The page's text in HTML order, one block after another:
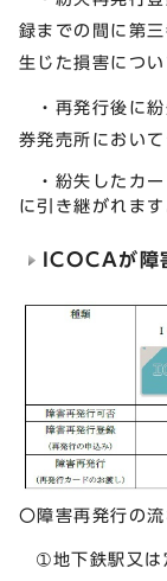
録までの間に第
生じた損害につ
・再発行後に紛
券発売所におい
・紛失したカー
に引き継がれます
ICOCAが障
〇障害再発行の流
➀地下鉄駅又は